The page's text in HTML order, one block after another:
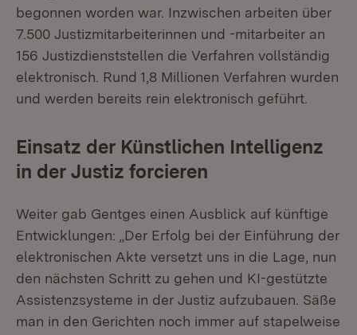
begonnen worden war. Inzwischen arbeiten über
7.500 Justizmitarbeiterinnen und -mitarbeiter an
156 Justizdienststellen die Verfahren vollständig
elektronisch. Rund 1,8 Millionen Verfahren wurden
und werden bereits rein elektronisch geführt.
Einsatz der Künstlichen Intelligenz
in der Justiz forcieren
Weiter gab Gentges einen Ausblick auf künftige
Entwicklungen: „Der Erfolg bei der Einführung der
elektronischen Akte versetzt uns in die Lage, nun
den nächsten Schritt zu gehen und KI-gestützte
Assistenzsysteme in der Justiz aufzubauen. Säße
man in den Gerichten noch immer auf stapelweise